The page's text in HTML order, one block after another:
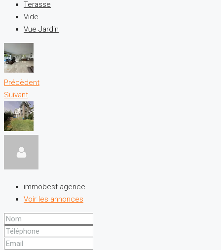
Terasse
Vide
Vue Jardin
Précèdent
Suivant
immobest agence
Voir les annonces